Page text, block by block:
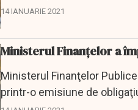
14 IANUARIE 2021
Ministerul Finanţelor a
Ministerul Finanţelor
printr-o emisiune de